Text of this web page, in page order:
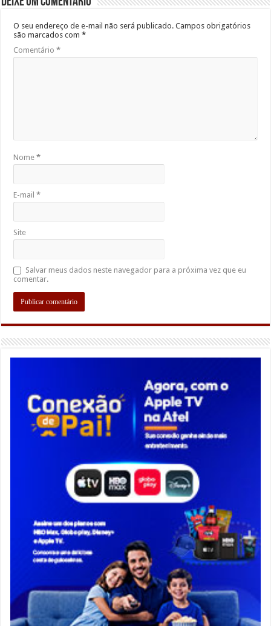
O seu endereço de e-mail não será publicado. Campos obrigatórios
são marcados com*
Comentário*
Nome*
E-mail*
Site
Salvar meus dados neste navegador para a próxima vez que eu
comentar.